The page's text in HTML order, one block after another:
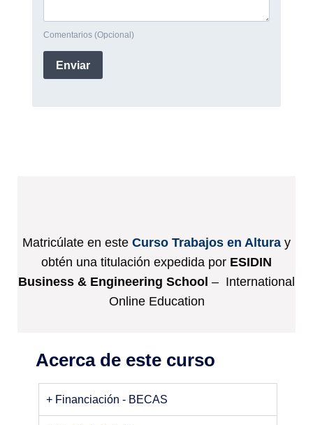
Matricúlate en este Curso Trabajos en Altura y
obtén una titulación expedida por ESIDIN
Business & Engineering School – International
Online Education
Acerca de este curso
+ Financiación - BECAS